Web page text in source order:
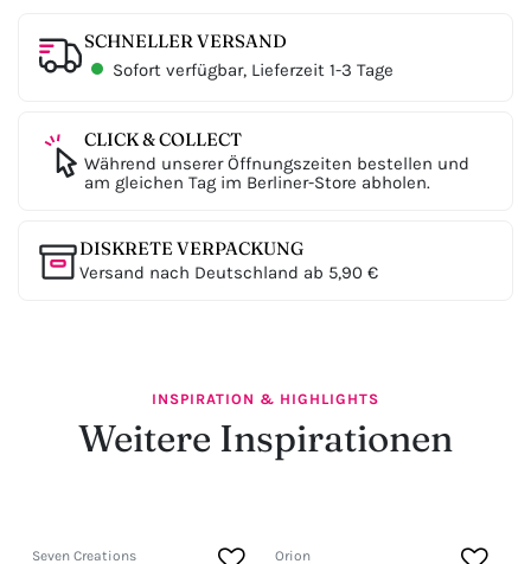
SCHNELLER VERSAND
Sofort verfügbar, Lieferzeit 1-3 Tage
CLICK & COLLECT
Während unserer Öffnungszeiten bestellen und
am gleichen Tag im Berliner-Store abholen.
DISKRETE VERPACKUNG
Versand nach Deutschland ab 5,90 €
INSPIRATION & HIGHLIGHTS
Weitere Inspirationen
Seven Creations Orion